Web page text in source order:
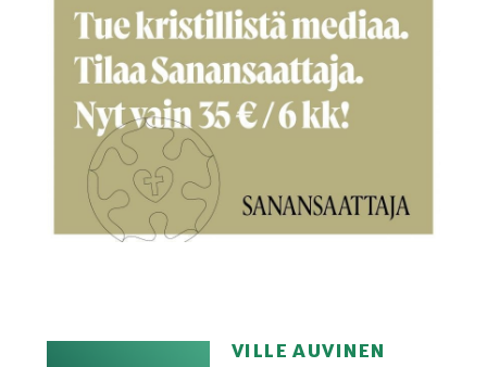
VILLE AUVINEN